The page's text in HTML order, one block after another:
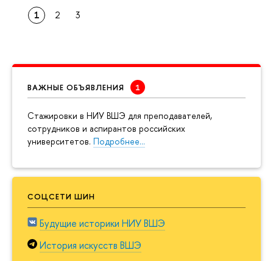
ВАЖНЫЕ ОБЪЯВЛЕНИЯ
Cтажировки в НИУ ВШЭ для преподавателей,
сотрудников и аспирантов российских
университетов. Подробнее…
СОЦСЕТИ ШИН
Будущие историки НИУ ВШЭ
История искусств ВШЭ
1 2 3